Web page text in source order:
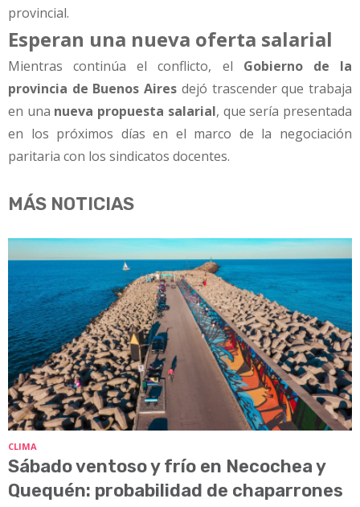
provincial.
Esperan una nueva oferta salarial
Mientras continúa el conflicto, el Gobierno de la
provincia de Buenos Aires dejó trascender que trabaja
en una nueva propuesta salarial, que sería presentada
en los próximos días en el marco de la negociación
paritaria con los sindicatos docentes.
MÁS NOTICIAS
CLIMA
Sábado ventoso y frío en Necochea y
Quequén: probabilidad de chaparrones